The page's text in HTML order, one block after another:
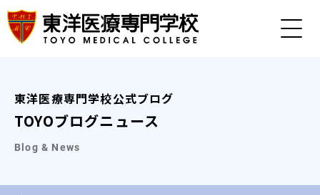
東洋医療専門学校公式ブログ
TOYOブログニュース
Blog & News